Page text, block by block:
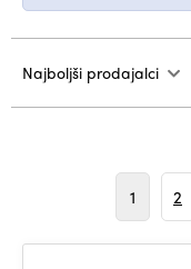
Najboljši prodajalci
1 2